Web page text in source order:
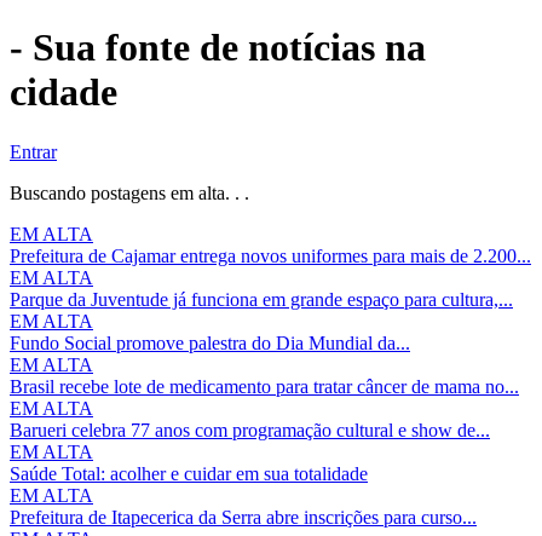
- Sua fonte de notícias na
cidade
Entrar
Buscando postagens em alta. . .
EM ALTA
Prefeitura de Cajamar entrega novos uniformes para mais de 2.200...
EM ALTA
Parque da Juventude já funciona em grande espaço para cultura,...
EM ALTA
Fundo Social promove palestra do Dia Mundial da...
EM ALTA
Brasil recebe lote de medicamento para tratar câncer de mama no...
EM ALTA
Barueri celebra 77 anos com programação cultural e show de...
EM ALTA
Saúde Total: acolher e cuidar em sua totalidade
EM ALTA
Prefeitura de Itapecerica da Serra abre inscrições para curso...